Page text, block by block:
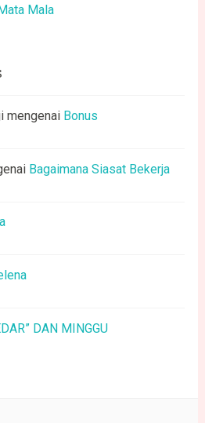
Mala
mengenai Bonus
Bagaimana Siasat Bekerja
DAN MINGGU